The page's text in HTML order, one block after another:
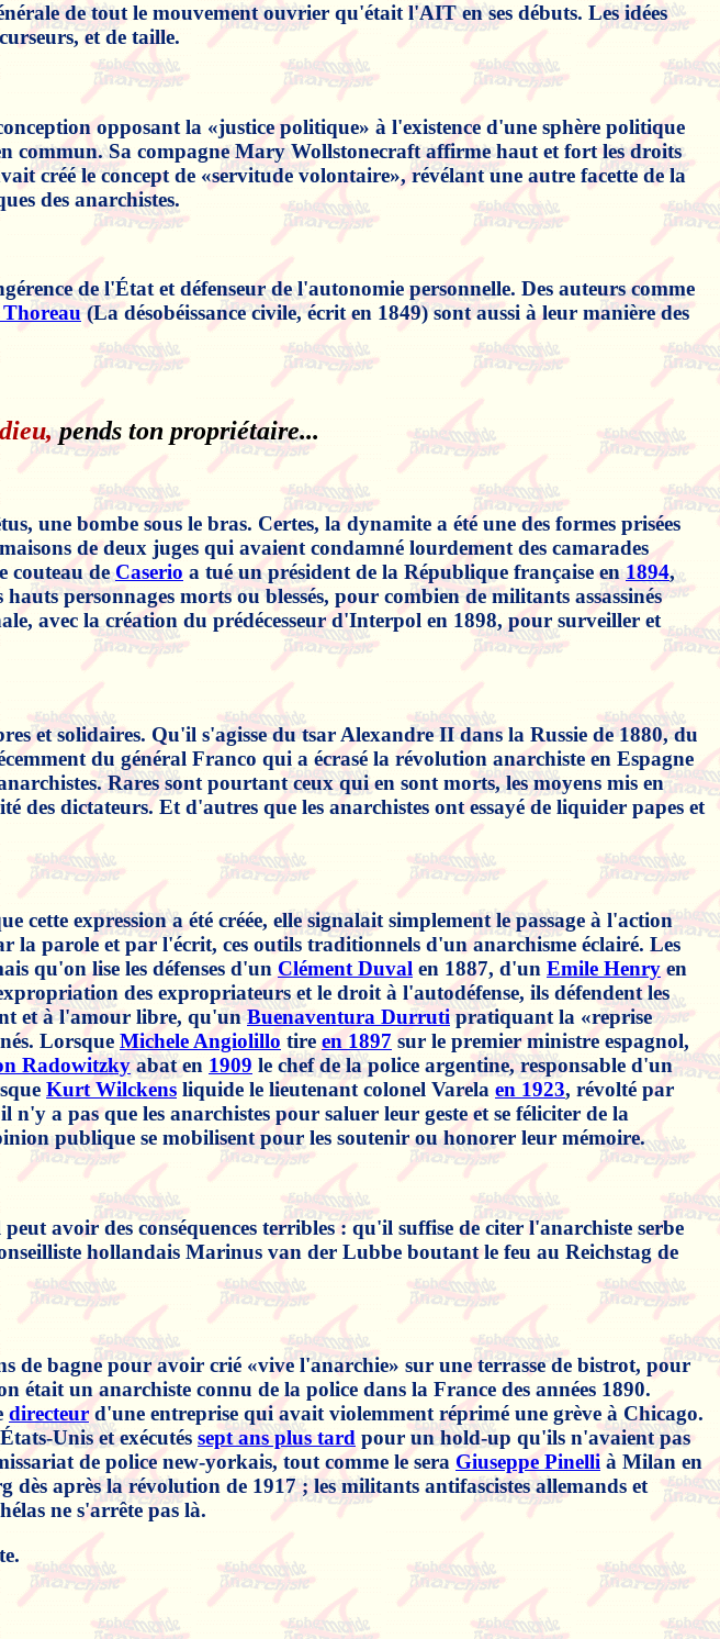
de tout le mouvement ouvrier qu'était l'AIT en ses débuts. Les idées
et de taille.
opposant la «justice politique» à l'existence d'une sphère politique
commun. Sa compagne Mary Wollstonecraft affirme haut et fort les droits
créé le concept de «servitude volontaire», révélant une autre facette de la
des anarchistes.
de l'État et défenseur de l'autonomie personnelle. Des auteurs comme
(La désobéissance civile, écrit en 1849) sont aussi à leur manière des
pends ton propriétaire...
une bombe sous le bras. Certes, la dynamite a été une des formes prisées
de deux juges qui avaient condamné lourdement des camarades
couteau deCaserio a tué un président de la République française en1894,
personnages morts ou blessés, pour combien de militants assassinés
avec la création du prédécesseur d'Interpol en 1898, pour surveiller et
et solidaires. Qu'il s'agisse du tsar Alexandre II dans la Russie de 1880, du
du général Franco qui a écrasé la révolution anarchiste en Espagne
Rares sont pourtant ceux qui en sont morts, les moyens mis en
des dictateurs. Et d'autres que les anarchistes ont essayé de liquider papes et
cette expression a été créée, elle signalait simplement le passage à l'action
la parole et par l'écrit, ces outils traditionnels d'un anarchisme éclairé. Les
qu'on lise les défenses d'un Clément Duval en 1887, d'un Emile Henryen
des expropriateurs et le droit à l'autodéfense, ils défendent les
et à l'amour libre, qu'unBuenaventura Durrutipratiquant la «reprise
Lorsque Michele Angiolillo tireen 1897 sur le premier ministre espagnol,
Radowitzkyabat en 1909 le chef de la police argentine, responsable d'un
Kurt Wilckens liquide le lieutenant colonel Varela en 1923, révolté par
n'y a pas que les anarchistes pour saluer leur geste et se féliciter de la
publique se mobilisent pour les soutenir ou honorer leur mémoire.
avoir des conséquences terribles : qu'il suffise de citer l'anarchiste serbe
hollandais Marinus van der Lubbe boutant le feu au Reichstag de
de bagne pour avoir crié «vive l'anarchie» sur une terrasse de bistrot, pour
un anarchiste connu de la police dans la France des années 1890.
directeur d'une entreprise qui avait violemment réprimé une grève à Chicago.
Unis et exécutés sept ans plus tard pour un hold-up qu'ils n'avaient pas
de police new-yorkais, tout comme le sera Giuseppe Pinellià Milan en
après la révolution de 1917 ; les militants antifascistes allemands et
ne s'arrête pas là.